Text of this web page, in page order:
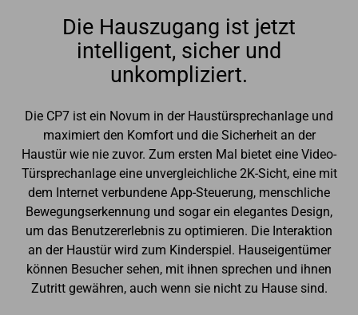
Die Hauszugang ist jetzt
intelligent, sicher und
unkompliziert.
Die CP7 ist ein Novum in der Haustürsprechanlage und
maximiert den Komfort und die Sicherheit an der
Haustür wie nie zuvor. Zum ersten Mal bietet eine Video-
Türsprechanlage eine unvergleichliche 2K-Sicht, eine mit
dem Internet verbundene App-Steuerung, menschliche
Bewegungserkennung und sogar ein elegantes Design,
um das Benutzererlebnis zu optimieren. Die Interaktion
an der Haustür wird zum Kinderspiel. Hauseigentümer
können Besucher sehen, mit ihnen sprechen und ihnen
Zutritt gewähren, auch wenn sie nicht zu Hause sind.